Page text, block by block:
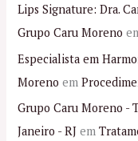
Lips Signature: Dra.
Grupo Caru Moreno
Especialista em
Moreno em
Grupo Caru Moreno -
Janeiro - RJ em